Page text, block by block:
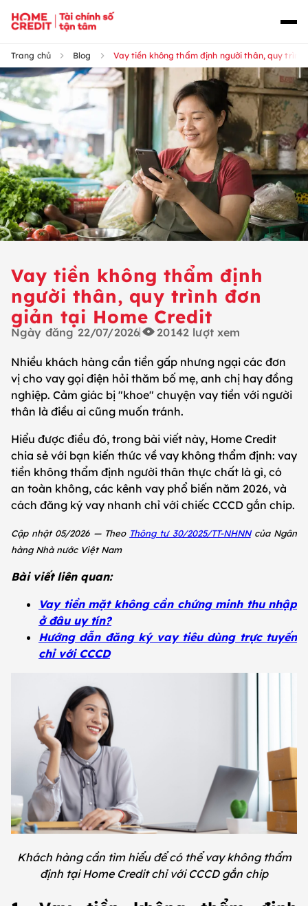
Trang chủ Blog Vay tiền không thẩm định người thân, quy trình
Vay tiền không thẩm định
người thân, quy trình đơn
giản tại Home Credit
Ngày đăng 22/07/2026 20142 lượt xem
Nhiều khách hàng cần tiền gấp nhưng ngại các đơn
vị cho vay gọi điện hỏi thăm bố mẹ, anh chị hay đồng
nghiệp. Cảm giác bị "khoe" chuyện vay tiền với người
thân là điều ai cũng muốn tránh.
Hiểu được điều đó, trong bài viết này, Home Credit
chia sẻ với bạn kiến thức về vay không thẩm định: vay
tiền không thẩm định người thân thực chất là gì, có
an toàn không, các kênh vay phổ biến năm 2026, và
cách đăng ký vay nhanh chỉ với chiếc CCCD gắn chip.
Cập nhật 05/2026 — Theo Thông tư 30/2025/TT-NHNNcủa Ngân
hàng Nhà nước Việt Nam
Bài viết liên quan:
Vay tiền mặt không cần chứng minh thu nhập
ở đâu uy tín?
Hướng dẫn đăng ký vay tiêu dùng trực tuyến
chỉ với CCCD
Khách hàng cần tìm hiểu để có thể vay không thẩm
định tại Home Credit chỉ với CCCD gắn chip